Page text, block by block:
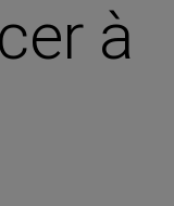
à